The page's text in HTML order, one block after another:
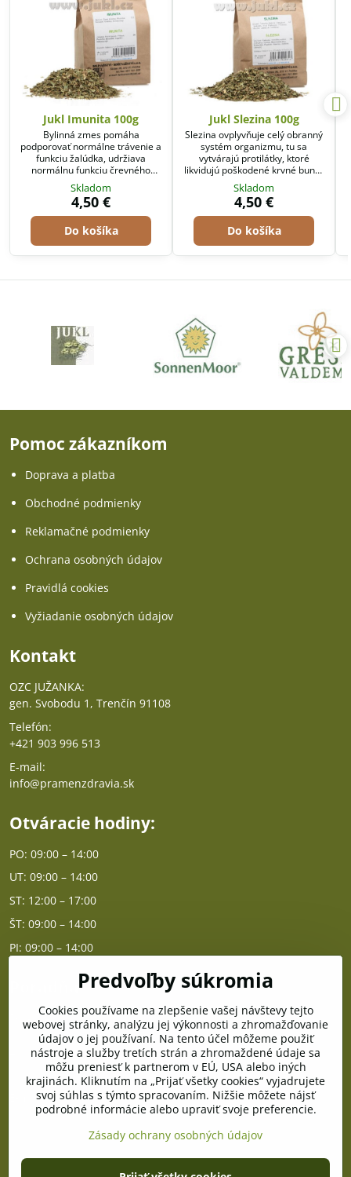
Jukl Imunita 100g
Bylinná zmes pomáha
podporovať normálne trávenie a
funkciu žalúdka, udržiava
normálnu funkciu črevného
traktu, kde práve sídli významné
množstvo buniek imunitného
systému.
Skladom
4,50 €
Do košíka
Jukl Slezina 100g
Slezina ovplyvňuje celý obranný
systém organizmu, tu sa
vytvárajú protilátky, ktoré
likvidujú poškodené krvné bunky
(čistí krv), a preto maximálne
podporme jej funkciu!
Skladom
4,50 €
Do košíka
Pomoc zákazníkom
Doprava a platba
Obchodné podmienky
Reklamačné podmienky
Ochrana osobných údajov
Pravidlá cookies
Vyžiadanie osobných údajov
Kontakt
OZC JUŽANKA:
gen. Svobodu 1, Trenčín 91108
Telefón:
+421 903 996 513
E-mail:
info@pramenzdravia.sk
Otváracie hodiny:
PO: 09:00 – 14:00
UT: 09:00 – 14:00
ST: 12:00 – 17:00
ŠT: 09:00 – 14:00
PI: 09:00 – 14:00
PO - PIA od 10:00 do 14:00
Telefón poradňa:
+421 903 996 513
E-mail:
poradna@pramenzdravia.sk
©2026Copyright
Predvoľby súkromia
Cookies používame na zlepšenie vašej návštevy tejto
webovej stránky, analýzu jej výkonnosti a zhromažďovanie
údajov o jej používaní. Na tento účel môžeme použiť
nástroje a služby tretích strán a zhromaždené údaje sa
môžu preniesť k partnerom v EÚ, USA alebo iných
krajinách. Kliknutím na „Prijať všetky cookies“ vyjadrujete
svoj súhlas s týmto spracovaním. Nižšie môžete nájsť
podrobné informácie alebo upraviť svoje preferencie.
Zásady ochrany osobných údajov